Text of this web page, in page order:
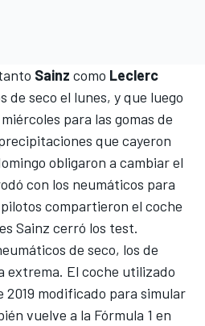
Sainz como Leclerc
de seco el lunes, y que luego
para las gomas de
que cayeron
obligaron a cambiar el
con los neumáticos para
compartieron el coche
Sainz cerró los test.
de seco, los de
extrema. El coche utilizado
2019 modificado para simular
vuelve a la Fórmula 1 en